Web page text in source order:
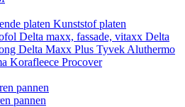
platen Kunststof platen
Delta maxx, fassade, vitaxx Delta
Delta Maxx Plus Tyvek Aluthermo
Korafleece Procover
pannen
pannen